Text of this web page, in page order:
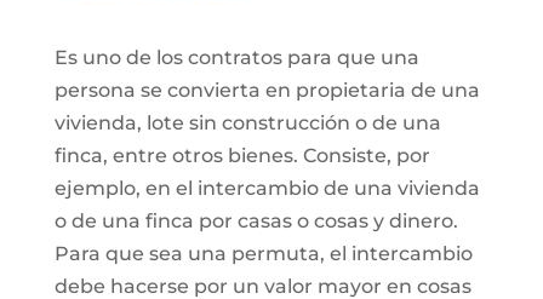
Es uno de los contratos para que una
persona se convierta en propietaria de una
vivienda, lote sin construcción o de una
finca, entre otros bienes. Consiste, por
ejemplo, en el intercambio de una vivienda
o de una finca por casas o cosas y dinero.
Para que sea una permuta, el intercambio
debe hacerse por un valor mayor en cosas